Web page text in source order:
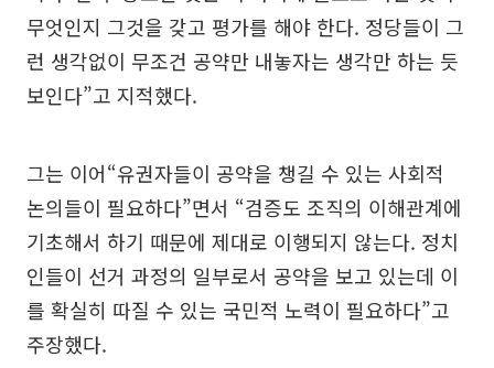
무엇인지 그것을 갖고 평가를 해야 한다. 정당들이 그
런 생각없이 무조건 공약만 내놓자는 생각만 하는 듯
보인다”고 지적했다.
그는 이어“유권자들이 공약을 챙길 수 있는 사회적
논의들이 필요하다”면서 “검증도 조직의 이해관계에
기초해서 하기 때문에 제대로 이행되지 않는다. 정치
인들이 선거 과정의 일부로서 공약을 보고 있는데 이
를 확실히 따질 수 있는 국민적 노력이 필요하다”고
주장했다.